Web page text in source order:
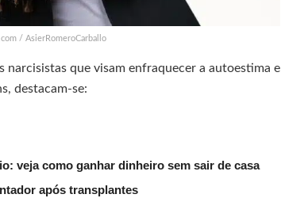
/ AsierRomeroCarballo
narcisistas que visam enfraquecer a autoestima e
destacam-se:
veja como ganhar dinheiro sem sair de casa
após transplantes